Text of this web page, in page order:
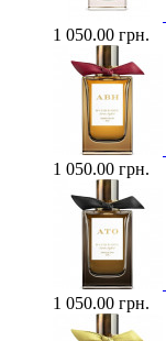
1 050.00 грн.
1 050.00 грн.
1 050.00 грн.